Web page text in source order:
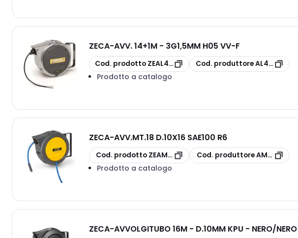
ZECA-AVV. 14+1M - 3G1,5MM H05 VV-F
copia
Cod. prodotto ZEAL41/315 copia
Cod. produttoreAL41/315
Prodotto a catalogo
ZECA-AVV.MT.18 D.10X16 SAE100 R6
copia
Cod. prodotto ZEAM86/10 NBR
copia
Cod. produttoreAM86/10 NBR
Prodotto a catalogo
ZECA-AVVOLGITUBO 16M - D.10MM KPU - NERO/NERO